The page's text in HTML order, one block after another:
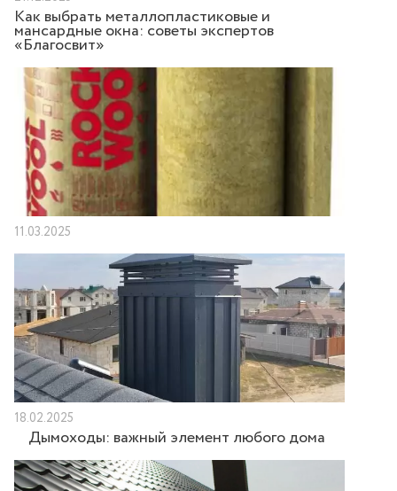
Как выбрать металлопластиковые и
мансардные окна: советы экспертов
«Благосвит»
11.03.2025
18.02.2025
Дымоходы: важный элемент любого дома